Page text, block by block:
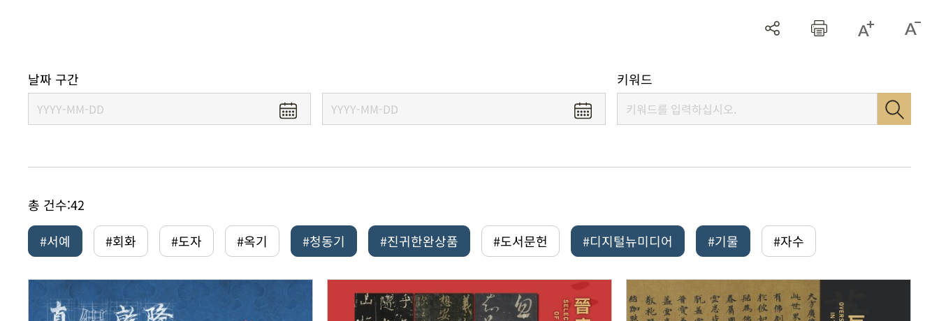
날짜 구간 키워드
총 건수:42
#서예
#회화 #도자 #옥기 #청동기 #진귀한완상품 #도서문헌 #디지털뉴미디어 #기물 #자수